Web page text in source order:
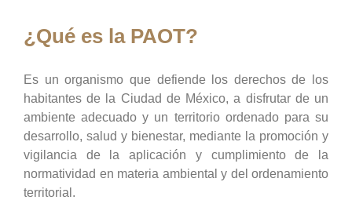
¿Qué es la PAOT?
Es un organismo que defiende los derechos de los
habitantes de la Ciudad de México, a disfrutar de un
ambiente adecuado y un territorio ordenado para su
desarrollo, salud y bienestar, mediante la promoción y
vigilancia de la aplicación y cumplimiento de la
normatividad en materia ambiental y del ordenamiento
territorial.